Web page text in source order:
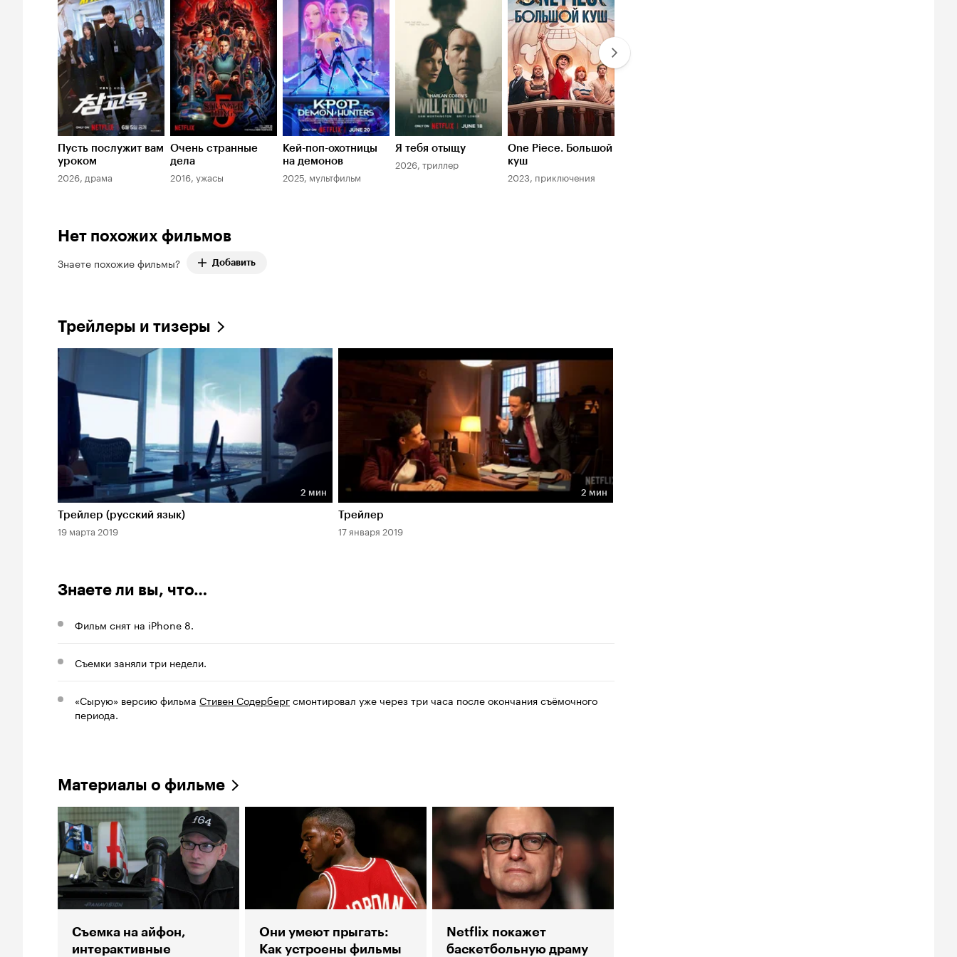
8.7
Пусть послужит вам
уроком
2026, драма
8.3
Очень странные
дела
2016, ужасы
Кей-поп-охотницы
на демонов
2025, мультфильм
Я тебя отыщу
2026, триллер
8.0
One Piece. Большой
куш
2023, приключения
Нет похожих фильмов
Знаете похожие фильмы? Добавить
Трейлеры и тизеры
Длительность 2 мин
2 мин
Трейлер (русский язык)
19 марта 2019
Длительность 2 мин
2 мин
Трейлер
17 января 2019
Знаете ли вы, что…
Фильм снят на iPhone 8.
Съемки заняли три недели.
«Сырую» версию фильма Стивен Содербергсмонтировал уже через три часа после окончания съёмочного
периода.
Материалы о фильме
Съемка на айфон,
интерактивные
Они умеют прыгать:
Как устроены фильмы
Netflix покажет
баскетбольную драму